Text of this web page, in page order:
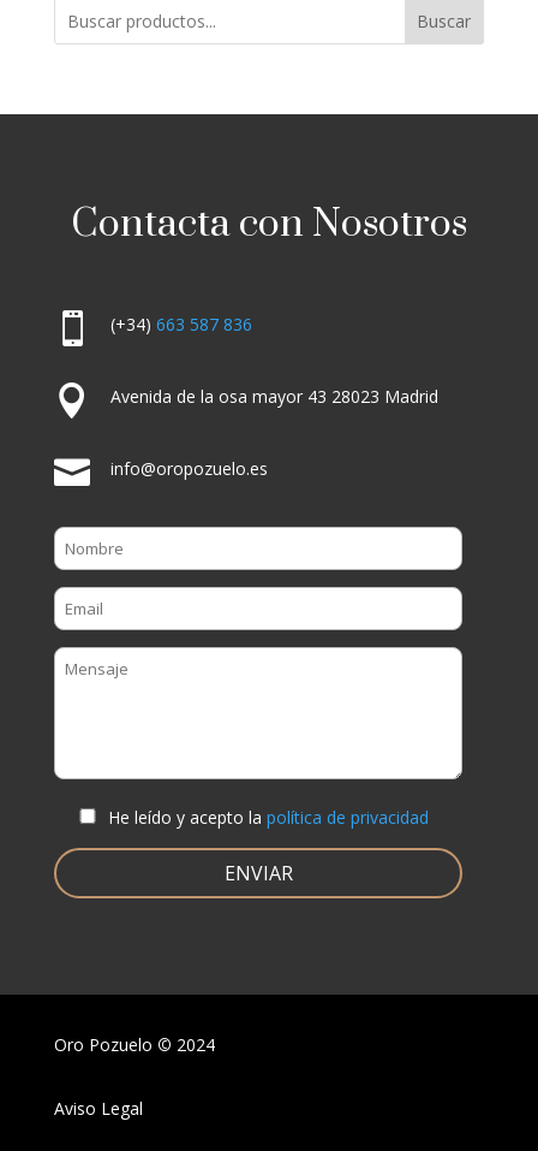
Buscar
Contacta con Nosotros
 (+34) 663 587 836
 Avenida de la osa mayor 43 28023 Madrid
 info@oropozuelo.es
He leído y acepto la política de privacidad
Oro Pozuelo © 2024
Aviso Legal